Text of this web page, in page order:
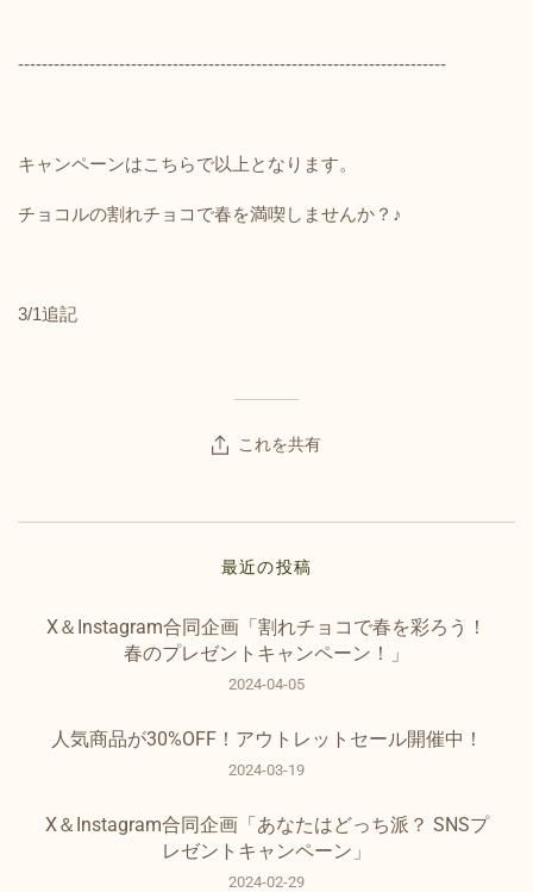
これを共有
------------------------------------------------------------------------
キャンペーンはこちらで以上となります。
チョコルの割れチョコで春を満喫しませんか？♪
3/1追記
最近の投稿
X＆Instagram合同企画「割れチョコで春を彩ろう！
春のプレゼントキャンペーン！」
2024-04-05
人気商品が30%OFF！アウトレットセール開催中！
2024-03-19
X＆Instagram合同企画「あなたはどっち派？ SNSプ
レゼントキャンペーン」
2024-02-29